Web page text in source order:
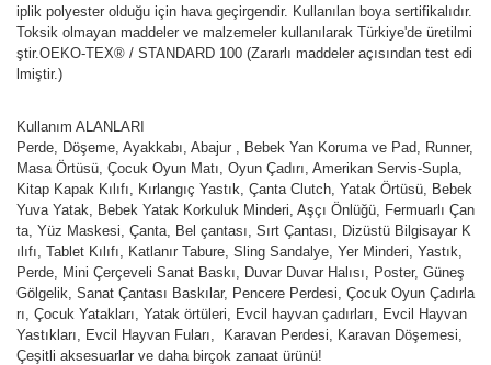
iplik polyester olduğu için hava geçirgendir. Kullanılan boya sertifikalıdır.
Toksik olmayan maddeler ve malzemeler kullanılarak Türkiye'de üretilmi
ştir.OEKO-TEX® / STANDARD 100 (Zararlı maddeler açısından test edi
lmiştir.)
Kullanım ALANLARI
Perde, Döşeme, Ayakkabı, Abajur , Bebek Yan Koruma ve Pad, Runner,
Masa Örtüsü, Çocuk Oyun Matı, Oyun Çadırı, Amerikan Servis-Supla,
Kitap Kapak Kılıfı, Kırlangıç Yastık, Çanta Clutch, Yatak Örtüsü, Bebek
Yuva Yatak, Bebek Yatak Korkuluk Minderi, Aşçı Önlüğü, Fermuarlı Çan
ta, Yüz Maskesi, Çanta, Bel çantası, Sırt Çantası, Dizüstü Bilgisayar K
ılıfı, Tablet Kılıfı, Katlanır Tabure, Sling Sandalye, Yer Minderi, Yastık,
Perde, Mini Çerçeveli Sanat Baskı, Duvar Duvar Halısı, Poster, Güneş
Gölgelik, Sanat Çantası Baskılar, Pencere Perdesi, Çocuk Oyun Çadırla
rı, Çocuk Yatakları, Yatak örtüleri, Evcil hayvan çadırları, Evcil Hayvan
Yastıkları, Evcil Hayvan Fuları, Karavan Perdesi, Karavan Döşemesi,
Çeşitli aksesuarlar ve daha birçok zanaat ürünü!